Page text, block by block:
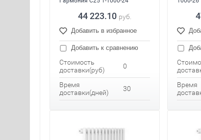
44 223.10 руб.
Добавить в избранное
Добавить к сравнению
Стоимость
доставки(руб)
0
Время
доставки(дней)
30
Время